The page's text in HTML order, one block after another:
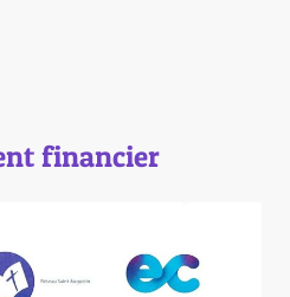
financier